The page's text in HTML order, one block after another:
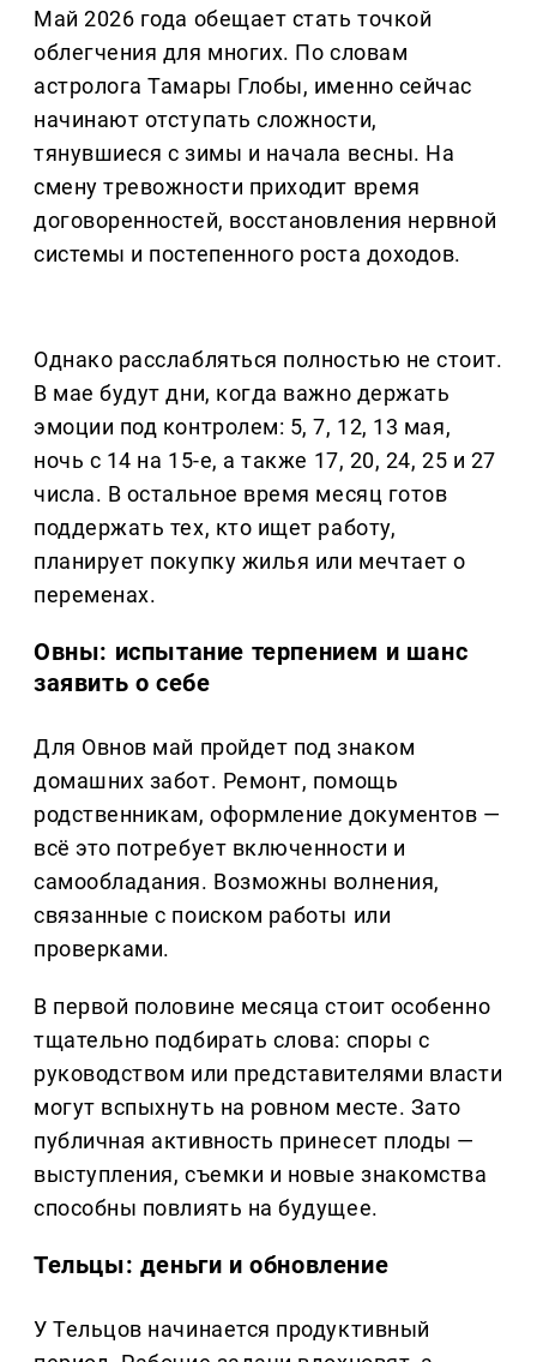
Май 2026 года обещает стать точкой
облегчения для многих. По словам
астролога Тамары Глобы, именно сейчас
начинают отступать сложности,
тянувшиеся с зимы и начала весны. На
смену тревожности приходит время
договоренностей, восстановления нервной
системы и постепенного роста доходов.
Однако расслабляться полностью не стоит.
В мае будут дни, когда важно держать
эмоции под контролем: 5, 7, 12, 13 мая,
ночь с 14 на 15-е, а также 17, 20, 24, 25 и 27
числа. В остальное время месяц готов
поддержать тех, кто ищет работу,
планирует покупку жилья или мечтает о
переменах.
Овны: испытание терпением и шанс
заявить о себе
Для Овнов май пройдет под знаком
домашних забот. Ремонт, помощь
родственникам, оформление документов —
всё это потребует включенности и
самообладания. Возможны волнения,
связанные с поиском работы или
проверками.
В первой половине месяца стоит особенно
тщательно подбирать слова: споры с
руководством или представителями власти
могут вспыхнуть на ровном месте. Зато
публичная активность принесет плоды —
выступления, съемки и новые знакомства
способны повлиять на будущее.
Тельцы: деньги и обновление
У Тельцов начинается продуктивный